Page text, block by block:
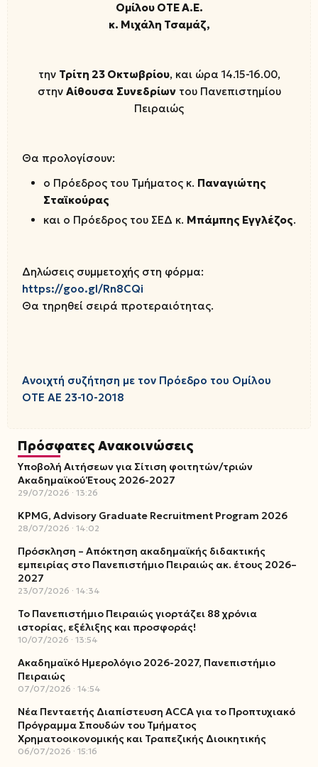
Ομίλου ΟΤΕ Α.Ε.
κ. Μιχάλη Τσαμάζ,
την Τρίτη 23 Οκτωβρίου, και ώρα 14.15-16.00,
στην Αίθουσα Συνεδρίωντου Πανεπιστημίου
Πειραιώς
Θα προλογίσουν:
ο Πρόεδρος του Τμήματος κ. Παναγιώτης
Σταϊκούρας
και ο Πρόεδρος του ΣΕΔ κ. Μπάμπης Εγγλέζος.
Δηλώσεις συμμετοχής στη φόρμα:
https://goo.gl/Rn8CQi
Θα τηρηθεί σειρά προτεραιότητας.
Ανοιχτή συζήτηση με τον Πρόεδρο του Ομίλου
ΟΤΕ ΑΕ 23-10-2018
Πρόσφατες Ανακοινώσεις
Υποβολή Αιτήσεων για Σίτιση φοιτητών/τριών
Ακαδημαϊκού Έτους 2026-2027
29/07/2026 13:26
KPMG, Advisory Graduate Recruitment Program 2026
28/07/2026 14:02
Πρόσκληση – Απόκτηση ακαδημαϊκής διδακτικής
εμπειρίας στο Πανεπιστήμιο Πειραιώς ακ. έτους 2026–
2027
23/07/2026 14:34
Το Πανεπιστήμιο Πειραιώς γιορτάζει 88 χρόνια
ιστορίας, εξέλιξης και προσφοράς!
10/07/2026 13:54
Ακαδημαϊκό Ημερολόγιο 2026-2027, Πανεπιστήμιο
Πειραιώς
07/07/2026 14:54
Νέα Πενταετής Διαπίστευση ACCA για το Προπτυχιακό
Πρόγραμμα Σπουδών του Τμήματος
Χρηματοοικονομικής και Τραπεζικής Διοικητικής
06/07/2026 15:16